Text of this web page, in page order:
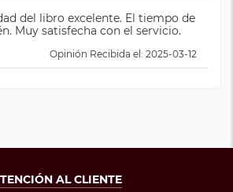
del libro excelente. El tiempo de
Muy satisfecha con el servicio.
Opinión Recibida el: 2025-03-12
AL CLIENTE